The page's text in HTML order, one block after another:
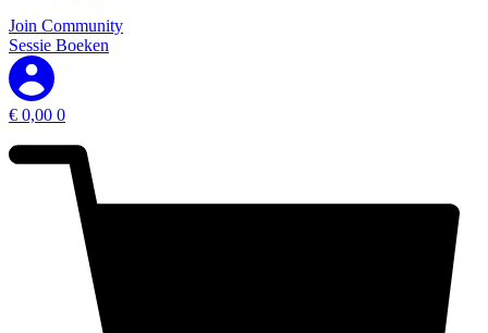
Join Community
Sessie Boeken
€ 0,00 0